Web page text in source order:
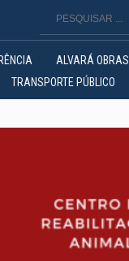
ALVARÁ OBRAS
TRANSPORTE PÚBLICO